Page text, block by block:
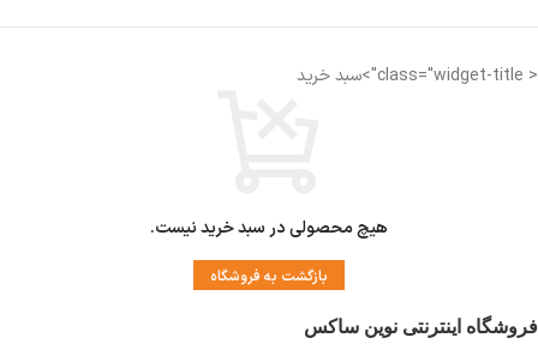
< class="widget-title">سبد خرید
هیچ محصولی در سبد خرید نیست.
بازگشت به فروشگاه
فروشگاه اینترنتی نوین ساکس